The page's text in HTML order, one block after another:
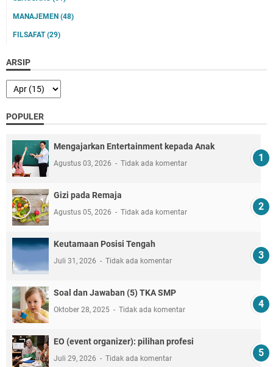
MANAJEMEN (48)
FILSAFAT(29)
ARSIP
POPULER
Mengajarkan Entertainment kepada Anak
Agustus 03, 2026 Tidak ada komentar
Gizi pada Remaja
Agustus 05, 2026 Tidak ada komentar
Keutamaan Posisi Tengah
Juli 31, 2026 Tidak ada komentar
Soal dan Jawaban (5) TKA SMP
Oktober 28, 2025 Tidak ada komentar
EO (event organizer): pilihan profesi
Juli 29, 2026 Tidak ada komentar